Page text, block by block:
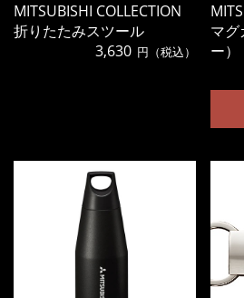
MITSUBISHI COLLECTION
折りたたみスツール
3,630 円（税込）
マグ
ー）